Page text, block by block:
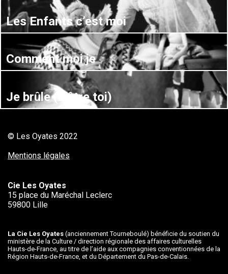
Les Enfants c’est moi
Comment moi je
Je brûle (d’être toi)
© Les Oyates 2022
Mentions légales
Cie Les Oyates
15 place du Maréchal Leclerc
59800 Lille
La Cie Les Oyates (anciennement Tourneboulé) bénéficie du soutien du
ministère de la Culture / direction régionale des affaires culturelles
Hauts-de-France, au titre de l’aide aux compagnies conventionnées de la
Région Hauts-de-France, et du Département du Pas-de-Calais.